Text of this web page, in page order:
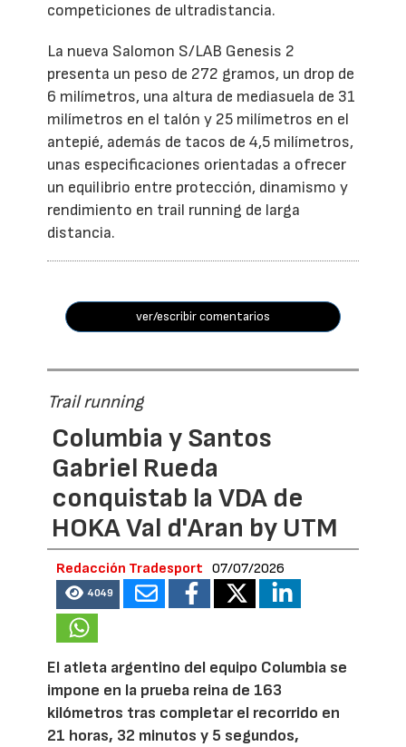
competiciones de ultradistancia.
La nueva Salomon S/LAB Genesis 2
presenta un peso de 272 gramos, un drop de
6 milímetros, una altura de mediasuela de 31
milímetros en el talón y 25 milímetros en el
antepié, además de tacos de 4,5 milímetros,
unas especificaciones orientadas a ofrecer
un equilibrio entre protección, dinamismo y
rendimiento en trail running de larga
distancia.
ver/escribir comentarios
Trail running
Columbia y Santos
Gabriel Rueda
conquistab la VDA de
HOKA Val d'Aran by UTM
Redacción Tradesport 07/07/2026
4049
El atleta argentino del equipo Columbia se
impone en la prueba reina de 163
kilómetros tras completar el recorrido en
21 horas, 32 minutos y 5 segundos,